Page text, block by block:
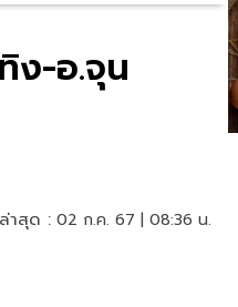
ง-อ.จุน
าสุด : 02 ก.ค. 67 | 08:36 น.